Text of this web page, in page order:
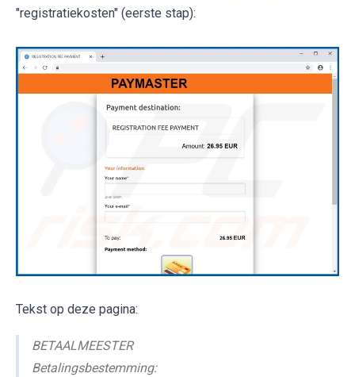
"registratiekosten" (eerste stap):
Tekst op deze pagina:
BETAALMEESTER
Betalingsbestemming: